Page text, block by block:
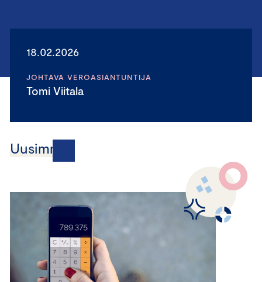
18.02.2026
JOHTAVA VEROASIANTUNTIJA
Tomi Viitala
Uusimmat